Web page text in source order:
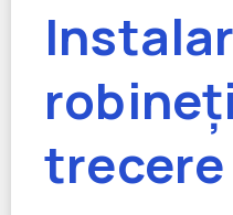
trecere